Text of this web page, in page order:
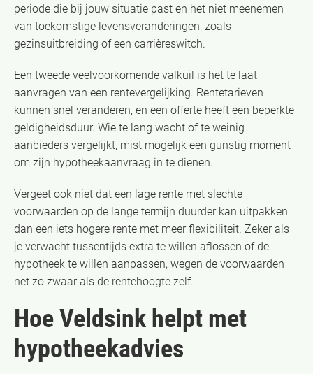
periode die bij jouw situatie past en het niet meenemen
van toekomstige levensveranderingen, zoals
gezinsuitbreiding of een carrièreswitch.
Een tweede veelvoorkomende valkuil is het te laat
aanvragen van een rentevergelijking. Rentetarieven
kunnen snel veranderen, en een offerte heeft een beperkte
geldigheidsduur. Wie te lang wacht of te weinig
aanbieders vergelijkt, mist mogelijk een gunstig moment
om zijn hypotheekaanvraag in te dienen.
Vergeet ook niet dat een lage rente met slechte
voorwaarden op de lange termijn duurder kan uitpakken
dan een iets hogere rente met meer flexibiliteit. Zeker als
je verwacht tussentijds extra te willen aflossen of de
hypotheek te willen aanpassen, wegen de voorwaarden
net zo zwaar als de rentehoogte zelf.
Hoe Veldsink helpt met
hypotheekadvies